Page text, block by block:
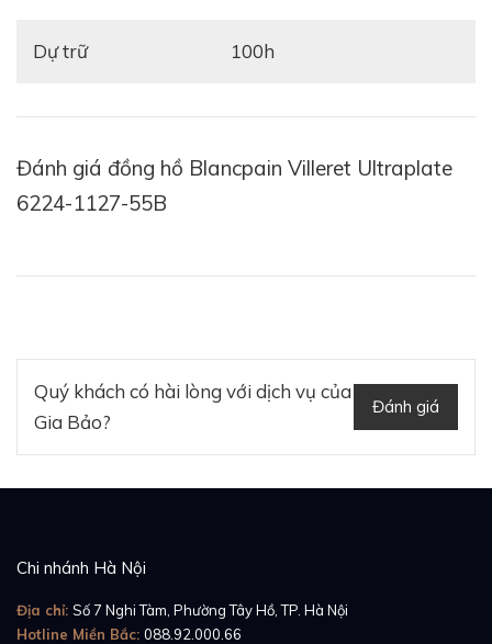
Dự trữ 100h
Đánh giá đồng hồ Blancpain Villeret Ultraplate
6224-1127-55B
Quý khách có hài lòng với dịch vụ của
Gia Bảo?
Đánh giá
Chi nhánh Hà Nội
Địa chỉ: Số 7 Nghi Tàm, Phường Tây Hồ, TP. Hà Nội
Hotline Miền Bắc: 088.92.000.66